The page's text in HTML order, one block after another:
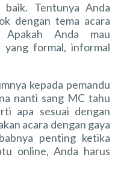
baik. Tentunya Anda
dengan tema acara
Apakah Anda mau
yang formal, informal
kepada pemandu
nanti sang MC tahu
apa sesuai dengan
acara dengan gaya
penting ketika
online, Anda harus